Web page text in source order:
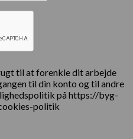
til at forenkle dit arbejde
til din konto og til andre
på https://byg-
politik